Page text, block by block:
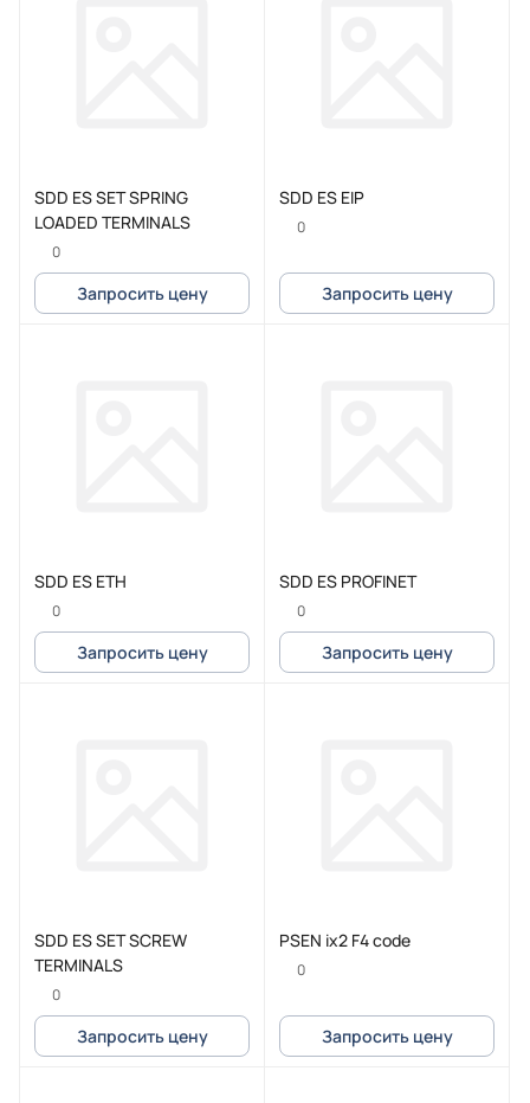
SDD ES SET SPRING
LOADED TERMINALS
0
Запросить цену
SDD ES EIP
0
Запросить цену
SDD ES ETH
0
Запросить цену
SDD ES PROFINET
0
Запросить цену
SDD ES SET SCREW
TERMINALS
0
Запросить цену
PSEN ix2 F4 code
0
Запросить цену